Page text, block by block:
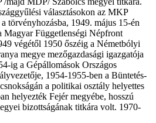
választásokon az MKP
törvényhozásba, 1949. május 15-én
Magyar Függetlenségi Népfront
végétől 1950 őszéig a Németbólyi
megye mezőgazdasági igazgatója
ig a Gépállomások Országos
1954-1955-ben a Büntetés-
a politikai osztály helyettes
helyezték Fejér megyébe, hosszú
bizottságának titkára volt. 1970-